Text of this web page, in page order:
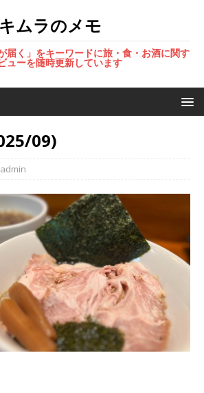
キムラのメモ
届く」をキーワードに旅・食・お酒に関す
ューを随時更新しています
09)
admin